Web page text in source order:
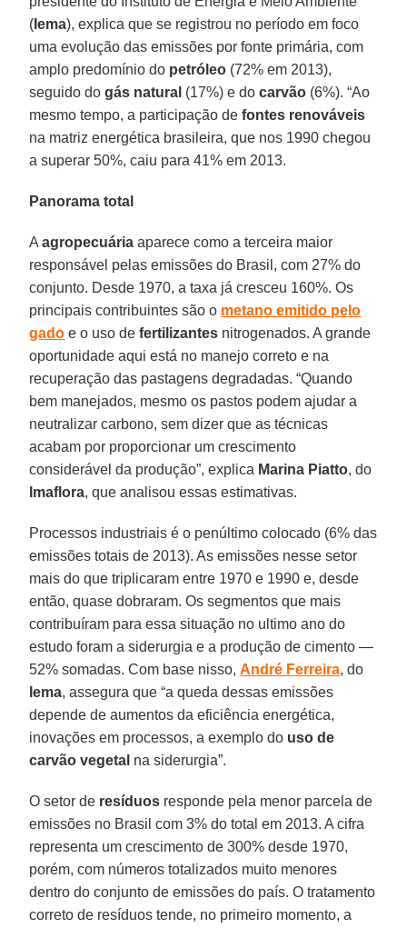
( Iema), explica que se registrou no período em foco
uma evolução das emissões por fonte primária, com
amplo predomínio do petróleo (72% em 2013),
seguido dogás natural (17%) e docarvão (6%). “Ao
mesmo tempo, a participação defontes renováveis
na matriz energética brasileira, que nos 1990 chegou
a superar 50%, caiu para 41% em 2013.
Panorama total
Aagropecuária aparece como a terceira maior
responsável pelas emissões do Brasil, com 27% do
conjunto. Desde 1970, a taxa já cresceu 160%. Os
principais contribuintes são o metano emitido pelo
gado e o uso defertilizantes nitrogenados. A grande
oportunidade aqui está no manejo correto e na
recuperação das pastagens degradadas. “Quando
bem manejados, mesmo os pastos podem ajudar a
neutralizar carbono, sem dizer que as técnicas
acabam por proporcionar um crescimento
considerável da produção”, explica Marina Piatto, do
Imaflora, que analisou essas estimativas.
Processos industriais é o penúltimo colocado (6% das
emissões totais de 2013). As emissões nesse setor
mais do que triplicaram entre 1970 e 1990 e, desde
então, quase dobraram. Os segmentos que mais
contribuíram para essa situação no ultimo ano do
estudo foram a siderurgia e a produção de cimento —
52% somadas. Com base nisso,André Ferreira, do
Iema, assegura que “a queda dessas emissões
depende de aumentos da eficiência energética,
inovações em processos, a exemplo do uso de
carvão vegetal na siderurgia”.
O setor de resíduos responde pela menor parcela de
emissões no Brasil com 3% do total em 2013. A cifra
representa um crescimento de 300% desde 1970,
porém, com números totalizados muito menores
dentro do conjunto de emissões do país. O tratamento
correto de resíduos tende, no primeiro momento, a